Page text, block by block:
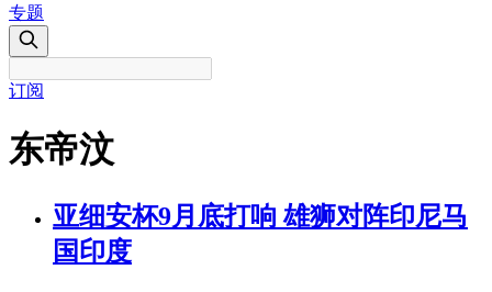
专题
订阅
东帝汶
亚细安杯9月底打响 雄狮对阵印尼马
国印度